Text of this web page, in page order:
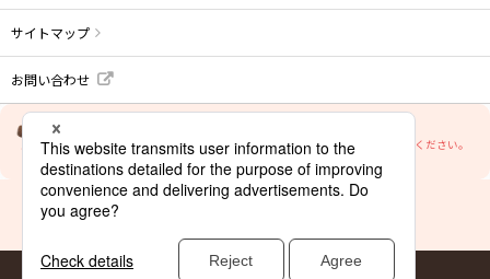
サイトマップ
お問い合わせ
当サイトの文章・画像等の内容の無断転載及び複製等の行為はご遠慮ください。
© BANDAI